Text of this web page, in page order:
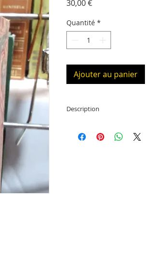
30,00 €Prix
Quantité *
Ajouter au panier
Description
14 cm de long (placé à